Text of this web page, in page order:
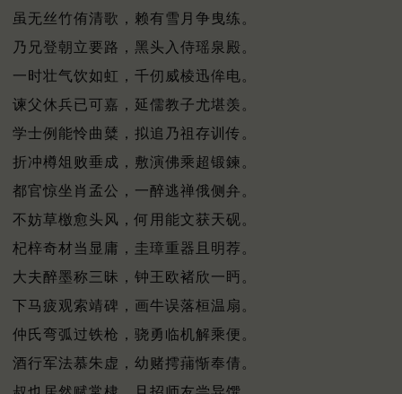
虽无丝竹侑清歌，赖有雪月争曳练。
乃兄登朝立要路，黑头入侍瑶泉殿。
一时壮气饮如虹，千仞威棱迅侔电。
谏父休兵已可嘉，延儒教子尤堪羡。
学士例能怜曲糵，拟追乃祖存训传。
折冲樽俎败垂成，敷演佛乘超锻鍊。
都官惊坐肖孟公，一醉逃禅俄侧弁。
不妨草檄愈头风，何用能文获天砚。
杞梓奇材当显庸，圭璋重器且明荐。
大夫醉墨称三昧，钟王欧褚欣一眄。
下马疲观索靖碑，画牛误落桓温扇。
仲氏弯弧过铁枪，骁勇临机解乘便。
酒行军法慕朱虚，幼赌摴蒱惭奉倩。